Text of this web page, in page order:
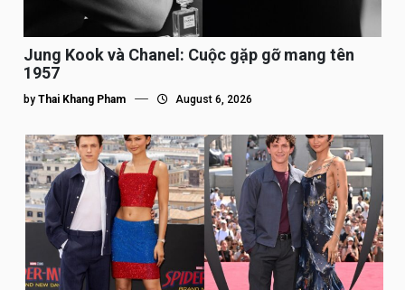
Jung Kook và Chanel: Cuộc gặp gỡ mang tên
1957
by Thai Khang Pham August 6, 2026